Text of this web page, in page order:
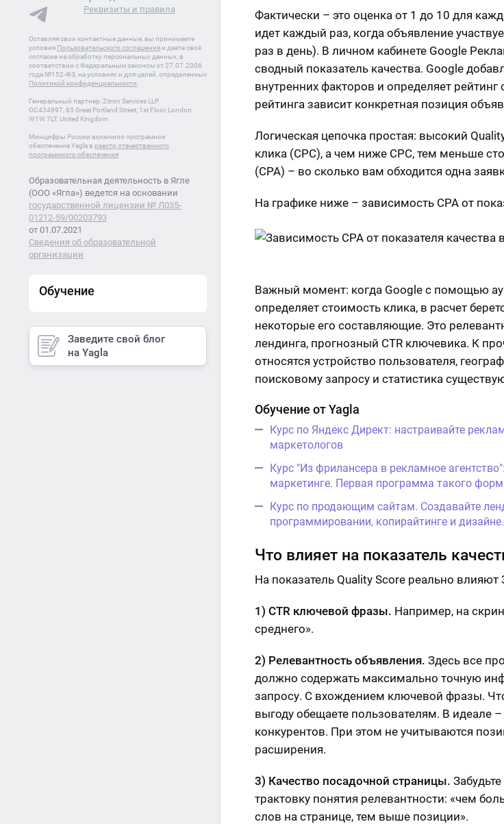
Фактически – это оценка от 1 до 10 для
идет каждый раз, когда объявление
раз в день). В личном кабинете Google
сводный показатель качества. Google
внутренних факторов и определяет
рейтинга зависит конкретная позиция
Логическая цепочка простая: высокий
клика (CPC), а чем ниже CPC, тем меньше
(CPA) – во сколько вам обходится одна
На графике ниже – зависимость CPA от
Важный момент: когда Google с помощью
определяет стоимость клика, в расчет
некоторые его составляющие. Это
лендинга, прогнозный CTR ключевика. К
относятся устройство пользователя,
поисковому запросу и статистика
Обучение от Yagla
Курс по Яндекс Директ: настраивайте
маркетологов
Курс "Из фрилансера в рекламное
маркетинге. Первая программа такого
Курс по продающим сайтам. Создавайте
программировании, копирайтинге и дизайне.
Что влияет на показатель
На показатель Quality Score реально влияют
1) CTR ключевой фразы. Например, на
среднего».
2) Релевантность объявления. Здесь все
должно содержать максимально точную
запросу. С вхождением ключевой фразы.
выгоду обещаете пользователям. В идеале –
конкурентов. При этом не учитываются
расширения.
3) Качество посадочной страницы.
трактовку понятия релевантности: «чем
слов на странице, тем выше позиции».
Реквизиты и правила
Оставляя свои контактные данные, вы принимаете
условия Пользовательского соглашения и даете своё
согласие на обработку персональных данных, в
соответствии с Федеральным законом от 27.07.2006
года №152-ФЗ, на условиях и для целей, определенных
Политикой конфиденциальности
Генеральный партнер: Zitron Services LLP
OC434997, 85 Great Portland Street, 1st Floor, London
W1W 7LT, United Kingdom
Минцифры России включило програмное
обеспечение Yagla в реестр отечественного
программного обеспечения
Образовательная деятельность в Ягле
(ООО «Ягла») ведется на основании
государственной лицензии № Л035-
01212-59/00203793
от 01.07.2021
Сведения об образовательной
организации
Обучение
Заведите свой блог
на Yagla